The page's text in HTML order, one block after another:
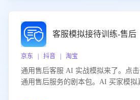
客服模拟接待训练-售后
京东 | 抖音 | 淘宝
通用售后客服 AI 实战模拟来了。点
通用售后服务的剧本包。AI 买家模拟